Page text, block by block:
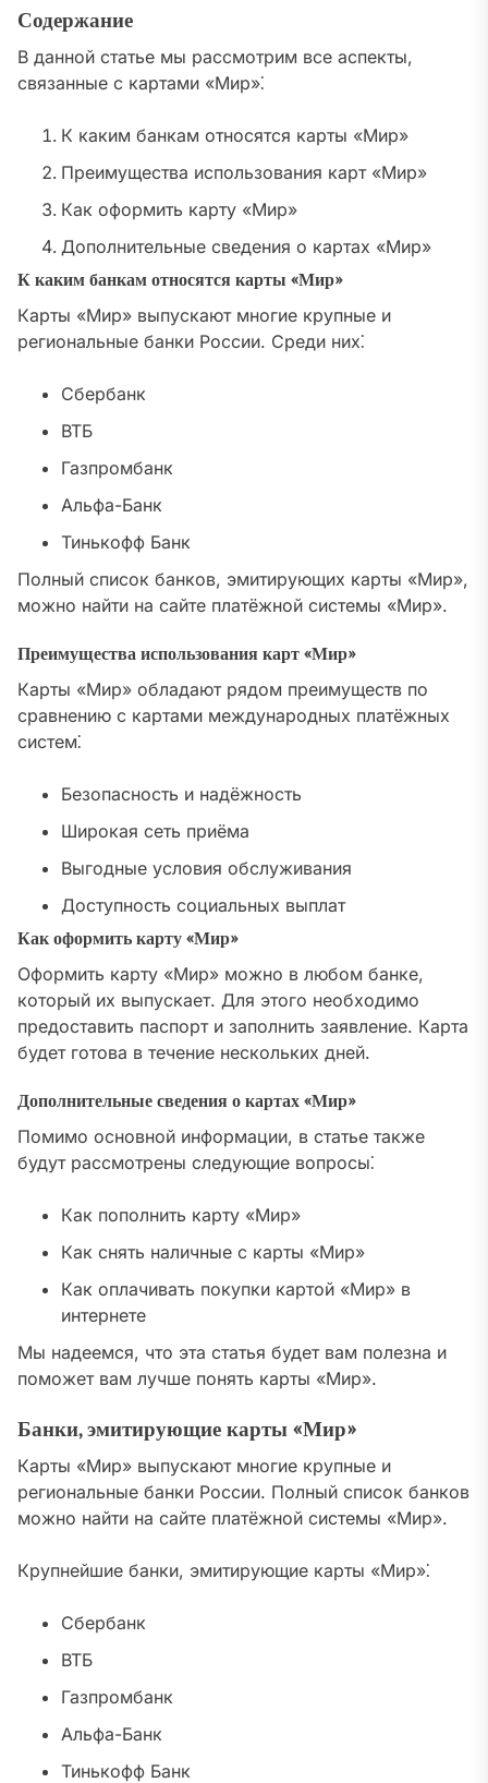
Содержание
В данной статье мы рассмотрим все аспекты,
связанные с картами «Мир»⁚
К каким банкам относятся карты «Мир»
Преимущества использования карт «Мир»
Как оформить карту «Мир»
Дополнительные сведения о картах «Мир»
К каким банкам относятся карты «Мир»
Карты «Мир» выпускают многие крупные и
региональные банки России. Среди них⁚
Сбербанк
ВТБ
Газпромбанк
Альфа-Банк
Тинькофф Банк
Полный список банков, эмитирующих карты «Мир»,
можно найти на сайте платёжной системы «Мир».
Преимущества использования карт «Мир»
Карты «Мир» обладают рядом преимуществ по
сравнению с картами международных платёжных
систем⁚
Безопасность и надёжность
Широкая сеть приёма
Выгодные условия обслуживания
Доступность социальных выплат
Как оформить карту «Мир»
Оформить карту «Мир» можно в любом банке,
который их выпускает. Для этого необходимо
предоставить паспорт и заполнить заявление. Карта
будет готова в течение нескольких дней.
Дополнительные сведения о картах «Мир»
Помимо основной информации, в статье также
будут рассмотрены следующие вопросы⁚
Как пополнить карту «Мир»
Как снять наличные с карты «Мир»
Как оплачивать покупки картой «Мир» в
интернете
Мы надеемся, что эта статья будет вам полезна и
поможет вам лучше понять карты «Мир».
Банки, эмитирующие карты «Мир»
Карты «Мир» выпускают многие крупные и
региональные банки России. Полный список банков
можно найти на сайте платёжной системы «Мир».
Крупнейшие банки, эмитирующие карты «Мир»⁚
Сбербанк
ВТБ
Газпромбанк
Альфа-Банк
Тинькофф Банк